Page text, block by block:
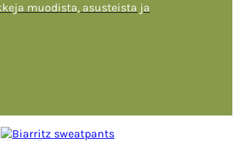
muodista, asusteista ja